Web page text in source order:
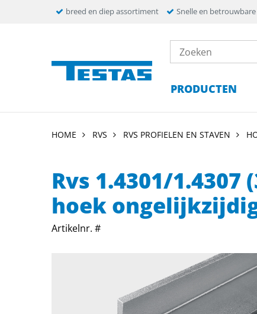
breed en diep assortiment Snelle en betrouwbare
PRODUCTEN
HOME RVS RVS PROFIELEN EN STAVEN
Rvs 1.4301/
hoek
Artikelnr. #